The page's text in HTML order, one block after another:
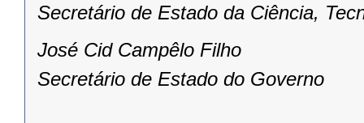
Secretário de Estado da Ciência,
José Cid Campêlo Filho
Secretário de Estado do Governo